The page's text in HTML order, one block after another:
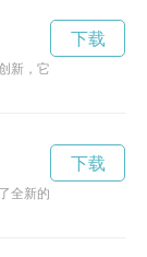
新，它能以前所未有
下载
全新的口感和味道，
下载